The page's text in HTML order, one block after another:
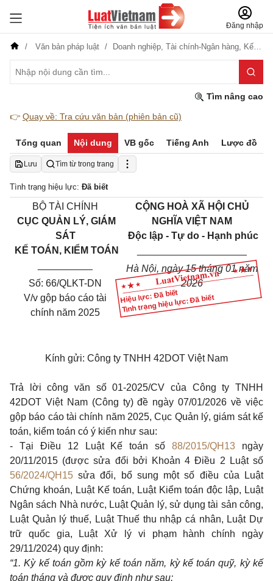
Đăng nhập
Văn bản pháp luật Doanh nghiệp, Tài chính-Ngân hàng, Kế toán-Kiểm toán
Tìm nâng cao
👉 Quay về: Tra cứu văn bản (phiên bản cũ)
Tổng quan Nội dung VB gốc Tiếng Anh Lược đồ
Lưu Tìm từ trong trang
Tình trạng hiệu lực: Đã biết
Hiệu lực: Đã biết
Tình trạng hiệu lực: Đã biết
BỘ TÀI CHÍNH
CỤC QUẢN LÝ, GIÁM
SÁT
KẾ TOÁN, KIỂM TOÁN
Số: 66/QLKT-DN
V/v gộp báo cáo tài
chính năm 2025
CỘNG HOÀ XÃ HỘI CHỦ
NGHĨA VIỆT NAM
Độc lập - Tự do - Hạnh phúc
Hà Nội, ngày 15 tháng 01 năm
2026
Kính gửi: Công ty TNHH 42DOT Việt Nam
Trả lời công văn số 01-2025/CV của Công ty TNHH
42DOT Việt Nam (Công ty) đề ngày 07/01/2026 về việc
gộp báo cáo tài chính năm 2025, Cục Quản lý, giám sát kế
toán, kiểm toán có ý kiến như sau:
- Tại Điều 12 Luật
Kế toán số88/2015/QH13 ngày
20/11/2015 (được sửa đổi bởi Khoản 4 Điều 2 Luật số
56/2024/QH15 sửa đổi, bổ sung một số điều của Luật
Chứng khoán, Luật Kế toán, Luật Kiểm toán độc lập, Luật
Ngân sách Nhà nước, Luật Quản lý, sử dụng tài sản công,
Luật Quản lý thuế, Luật Thuế thu nhập cá nhân, Luật Dự
trữ quốc gia, Luật Xử lý vi phạm hành chính ngày
29/11/2024) quy định:
“1. Kỳ kế toán gồm kỳ kế toán năm, kỳ kế toán quỹ, kỳ kế
toán tháng và được quy định như sau: